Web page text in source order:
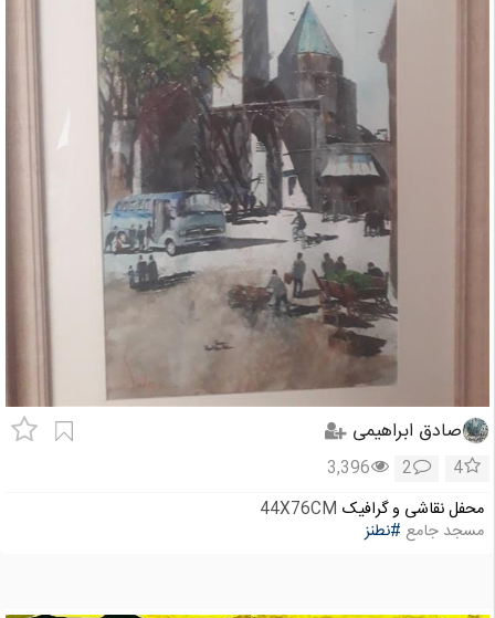
صادق ابراهیمی
4
2
3,396
محفل نقاشی و گرافیک 44X76CM
مسجد جامع #نطنز